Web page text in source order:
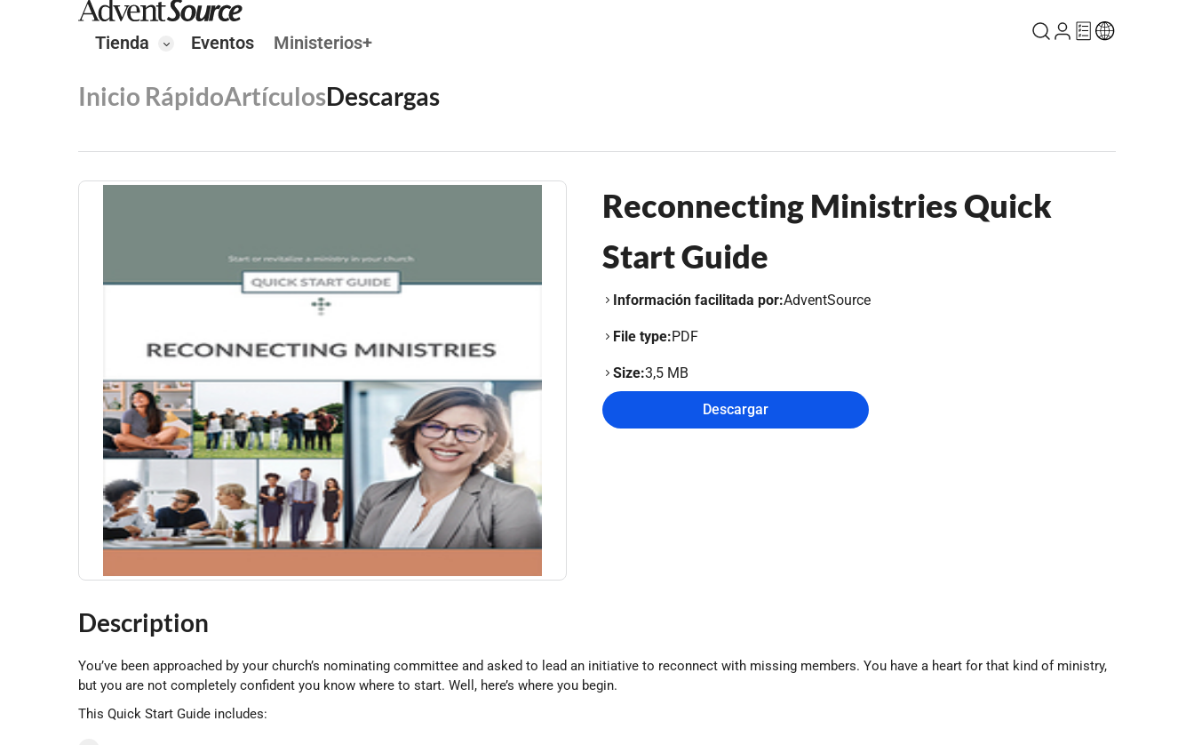
Tienda Eventos Ministerios+
Inicio RápidoArtículosDescargas
Reconnecting Ministries Quick
Start Guide
Información facilitada por:AdventSource
File type:PDF
Size:3,5 MB
Descargar
Description
You’ve been approached by your church’s nominating committee and asked to lead an initiative to reconnect with missing members. You have a heart for that kind of ministry,
but you are not completely confident you know where to start. Well, here’s where you begin.
This Quick Start Guide includes: